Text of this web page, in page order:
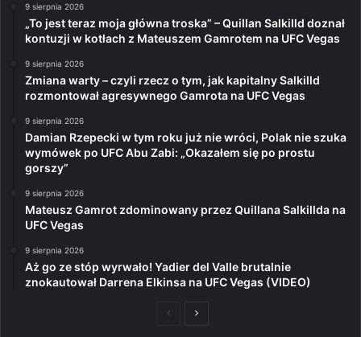
9 sierpnia 2026
„To jest teraz moja główna troska” – Quillan Salkilld doznał
kontuzji w kotłach z Mateuszem Gamrotem na UFC Vegas
9 sierpnia 2026
Zmiana warty – czyli rzecz o tym, jak kapitalny Salkilld
rozmontował agresywnego Gamrota na UFC Vegas
9 sierpnia 2026
Damian Rzepecki w tym roku już nie wróci, Polak nie szuka
wymówek po UFC Abu Zabi: „Okazałem się po prostu
gorszy”
9 sierpnia 2026
Mateusz Gamrot zdominowany przez Quillana Salkillda na
UFC Vegas
9 sierpnia 2026
Aż go ze stóp wyrwało! Yadier del Valle brutalnie
znokautował Darrena Elkinsa na UFC Vegas (VIDEO)
PoprzedniaNastępna